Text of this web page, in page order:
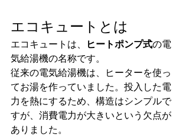
エコキュートとは
エコキュートは、 ヒートポンプ式の電
気給湯機の名称です。
従来の電気給湯機は、ヒーターを使っ
てお湯を作っていました。投入した電
力を熱にするため、構造はシンプルで
すが、消費電力が大きいという欠点が
ありました。